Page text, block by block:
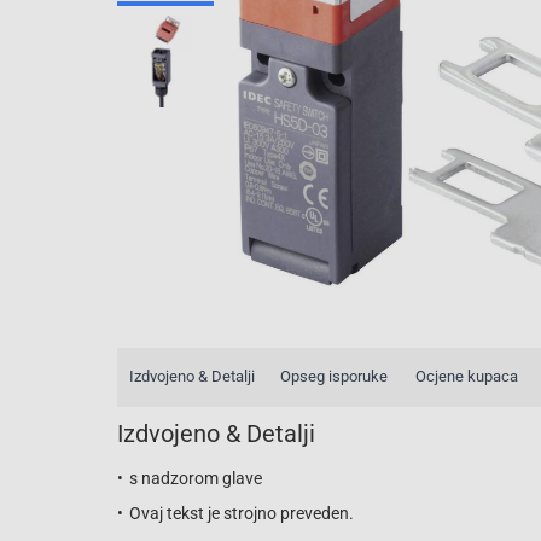
Izdvojeno & Detalji Opseg isporuke Ocjene kupaca
Izdvojeno & Detalji
s nadzorom glave
Ovaj tekst je strojno preveden.